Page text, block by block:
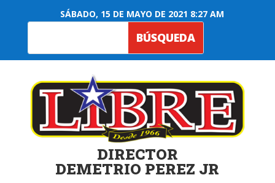
SÁBADO, 15 DE MAYO DE 2021 8:27 AM
DIRECTOR
DEMETRIO PEREZ JR